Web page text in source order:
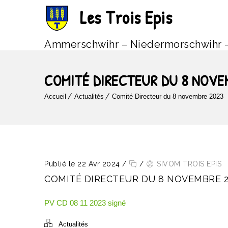
Les Trois Epis
Ammerschwihr – Niedermorschwihr
COMITÉ DIRECTEUR DU 8
Accueil Actualités Comité Directeur du 8 novembre 2023
Publié le 22 Avr 2024 / / SIVOM TROIS EPIS
COMITÉ DIRECTEUR DU 8 NOVEMBRE
PV CD 08 11 2023 signé
Actualités